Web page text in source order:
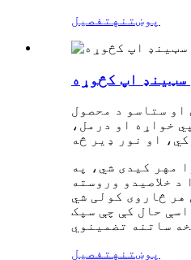
پوښتنه تفصیل
اپ کڅوړه
ستاسو د محصول
خواړه او درمل،
مهر کیدی شي، په
خلاصیدو وروسته
هر څاروی کولی شي
حال کې چې سپک
پوښتنهتفصیل